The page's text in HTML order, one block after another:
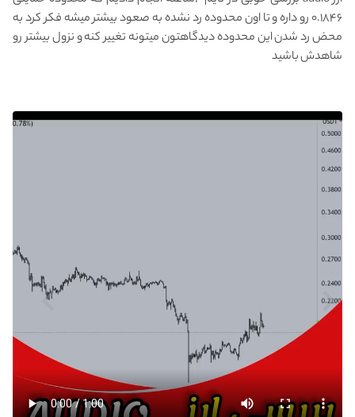
۰.۱۸۴۶ رو داره و تا اون محدوده رد نشده به صعود بیشتر میشه فکر کرد به
محض رد شدن این محدوده دیدگاهتون میتونه تغییر کنه و نزول بیشتر رو
شاهدش باشید